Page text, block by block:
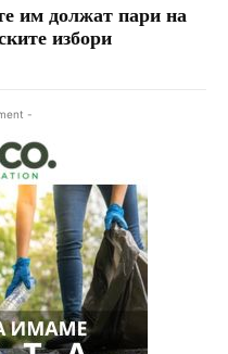
им должат пари на
избори
-